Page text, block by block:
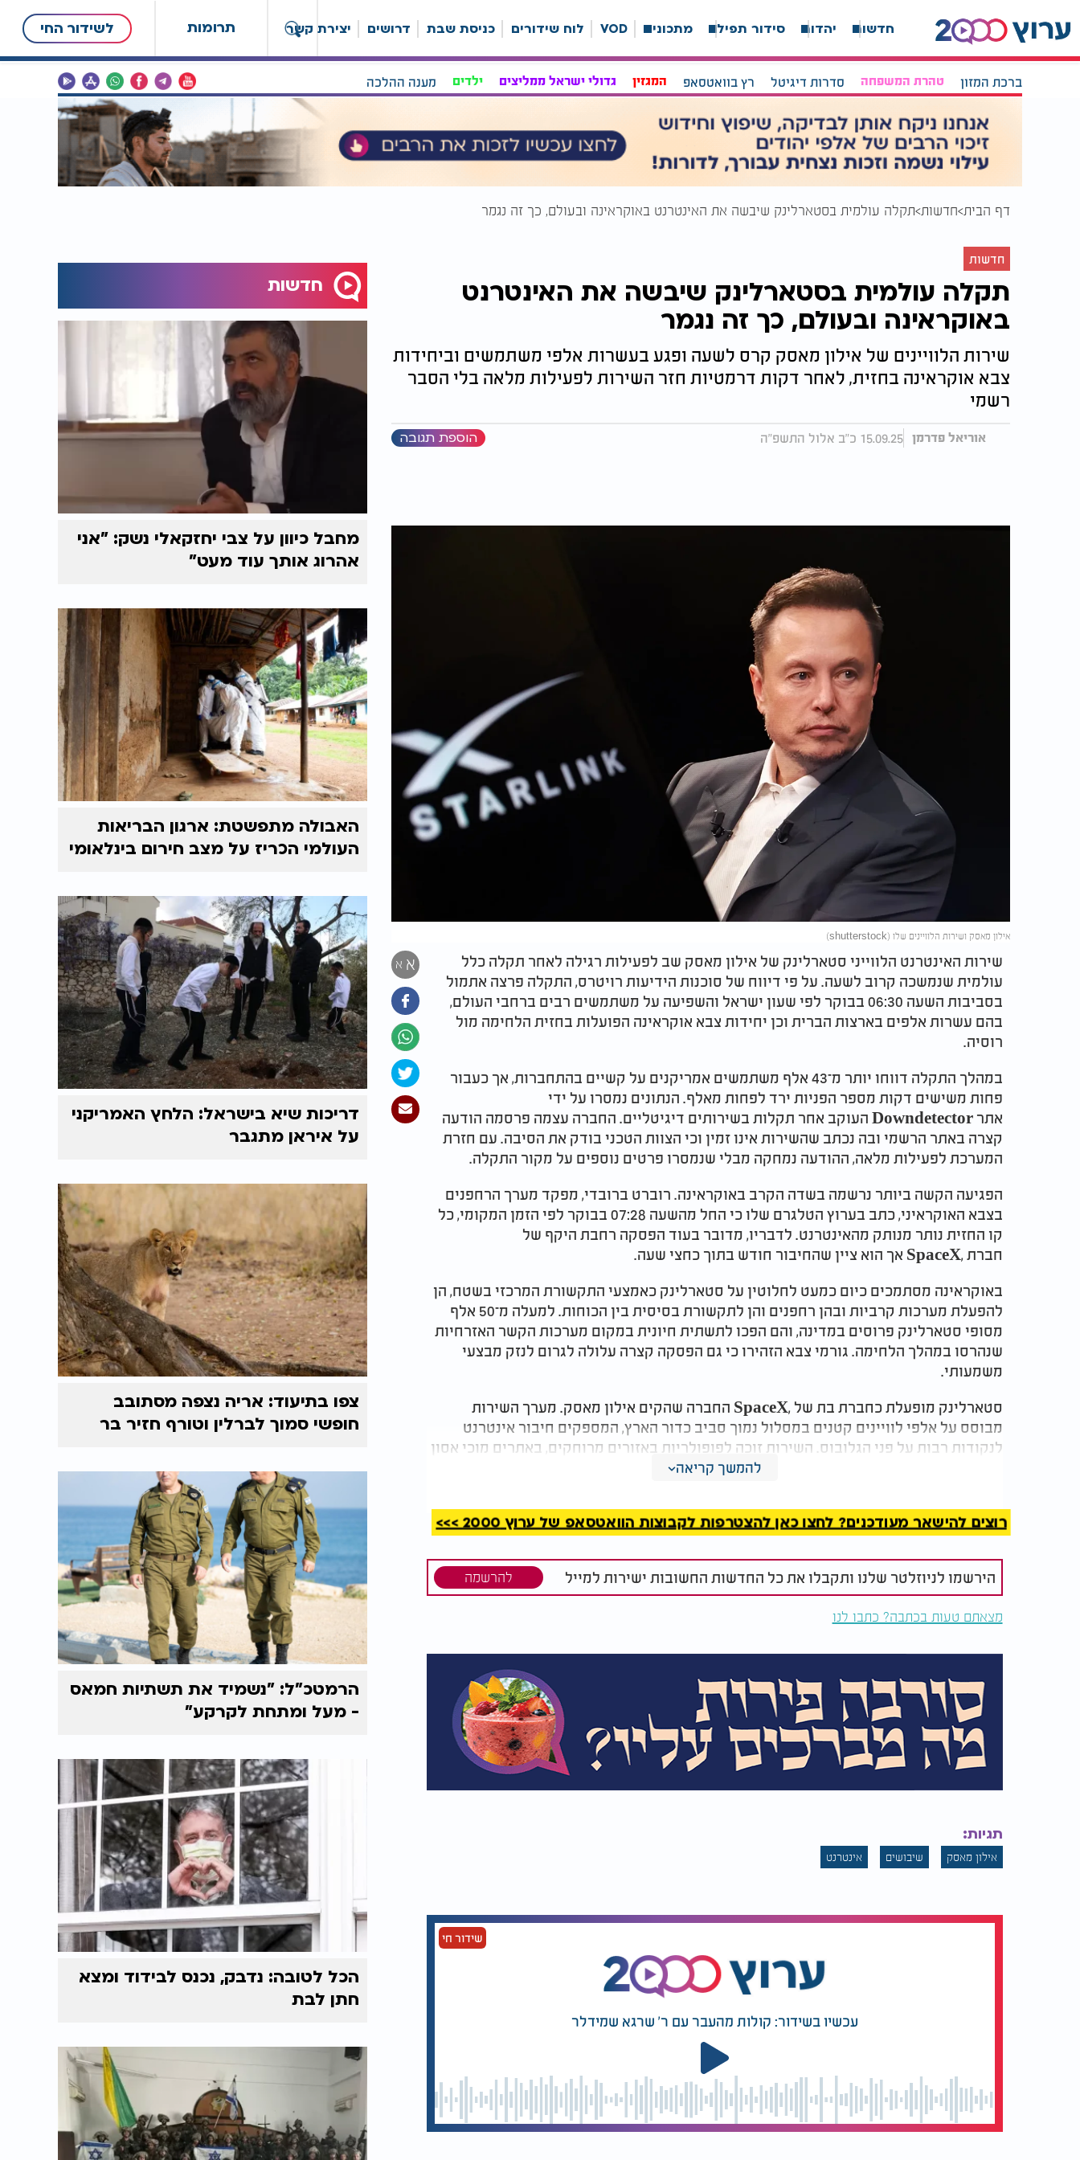
תרומות לשידור החי חדשות יהדות סידור תפילה מתכונים VOD לוח שידורים כניסת שבת דרושים יצירת קשר
ברכת המזון טהרת המשפחה סדרות דיגיטל רץ בוואטסאפ המגזין גדולי ישראל ממליצים ילדים מענה ההלכה
דף הבית חדשות תקלה עולמית בסטארלינק שיבשה את האינטרנט באוקראינה ובעולם, כך זה נגמר
חדשות
תקלה עולמית בסטארלינק שיבשה את האינטרנט
באוקראינה ובעולם, כך זה נגמר
שירות הלוויינים של אילון מאסק קרס לשעה ופגע בעשרות אלפי משתמשים וביחידות
צבא אוקראינה בחזית, לאחר דקות דרמטיות חזר השירות לפעילות מלאה בלי הסבר
רשמי
אוריאל פדרמן 15.09.25 כ"ב אלול התשפ"ה הוספת תגובה
אילון מאסק ושירות הלוויינים שלו (shutterstock)
א א
שירות האינטרנט הלווייני סטארלינק של אילון מאסק שב לפעילות רגילה לאחר תקלה כלל
עולמית שנמשכה קרוב לשעה. על פי דיווח של סוכנות הידיעות רויטרס, התקלה פרצה אתמול
בסביבות השעה 06:30 בבוקר לפי שעון ישראל והשפיעה על משתמשים רבים ברחבי העולם,
בהם עשרות אלפים בארצות הברית וכן יחידות צבא אוקראינה הפועלות בחזית הלחימה מול
רוסיה.
במהלך התקלה דווחו יותר מ־43 אלף משתמשים אמריקנים על קשיים בהתחברות, אך כעבור
פחות משישים דקות מספר הפניות ירד לפחות מאלף. הנתונים נמסרו על ידי
אתר Downdetector העוקב אחר תקלות בשירותים דיגיטליים. החברה עצמה פרסמה הודעה
קצרה באתר הרשמי ובה נכתב שהשירות אינו זמין וכי הצוות הטכני בודק את הסיבה. עם חזרת
המערכת לפעילות מלאה, ההודעה נמחקה מבלי שנמסרו פרטים נוספים על מקור התקלה.
הפגיעה הקשה ביותר נרשמה בשדה הקרב באוקראינה. רוברט ברובדי, מפקד מערך הרחפנים
בצבא האוקראיני, כתב בערוץ הטלגרם שלו כי החל מהשעה 07:28 בבוקר לפי הזמן המקומי, כל
קו החזית נותר מנותק מהאינטרנט. לדבריו, מדובר בעוד הפסקה רחבת היקף של
חברת SpaceX, אך הוא ציין שהחיבור חודש בתוך כחצי שעה.
באוקראינה מסתמכים כיום כמעט לחלוטין על סטארלינק כאמצעי התקשורת המרכזי בשטח, הן
להפעלת מערכות קרביות ובהן רחפנים והן לתקשורת בסיסית בין הכוחות. למעלה מ־50 אלף
מסופי סטארלינק פרוסים במדינה, והם הפכו לתשתית חיונית במקום מערכות הקשר האזרחיות
שנהרסו במהלך הלחימה. גורמי צבא הזהירו כי גם הפסקה קצרה עלולה לגרום לנזק מבצעי
משמעותי.
סטארלינק מופעלת כחברת בת של SpaceX, החברה שהקים אילון מאסק. מערך השירות
מבוסס על אלפי לוויינים קטנים במסלול נמוך סביב כדור הארץ, המספקים חיבור אינטרנט
לנקודות רבות על פני הגלובוס. השירות זוכה לפופולריות באזורים מרוחקים, באתרים מוכי אסון
ובמדינות הנמצאות במצבי סכסוך. התקלה האחרונה, אף שהייתה קצרת מועד, ממחישה את
בישראל נכנס השירות לפעולה לאחר שמשרד התקשורת העניק לסטארלינק רישיון פעילות
להתחבר מכל נקודה בישראל, אך לא באזורים שבשליטת הרשות הפלסטינית.
החיבור לסטארלינק מצריך ערכת ציוד ייעודית שכוללת אנטנה ומכשור נלווה במחיר של
החברה.
להמשך קריאה
רוצים להישאר מעודכנים? לחצו כאן להצטרפות לקבוצות הוואטסאפ של ערוץ 2000 >>>
הירשמו לניוזלטר שלנו ותקבלו את כל החדשות החשובות ישירות למייל להרשמה
מצאתם טעות בכתבה? כתבו לנו
תגיות:
אילון מאסק שיבושים אינטרנט
שידור חי
עכשיו בשידור: קולות מהעבר עם ר' שרגא שמידלר
חדשות
מחבל כיוון על צבי יחזקאלי נשק: "אני
אהרוג אותך עוד מעט"
האבולה מתפשטת: ארגון הבריאות
העולמי הכריז על מצב חירום בינלאומי
דריכות שיא בישראל: הלחץ האמריקני
על איראן מתגבר
צפו בתיעוד: אריה נצפה מסתובב
חופשי סמוך לברלין וטורף חזיר בר
הרמטכ"ל: "נשמיד את תשתיות חמאס
- מעל ומתחת לקרקע"
הכל לטובה: נדבק, נכנס לבידוד ומצא
חתן לבת